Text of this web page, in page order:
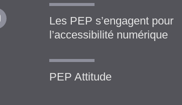
Les PEP s’engagent pour
l’accessibilité numérique
PEP Attitude